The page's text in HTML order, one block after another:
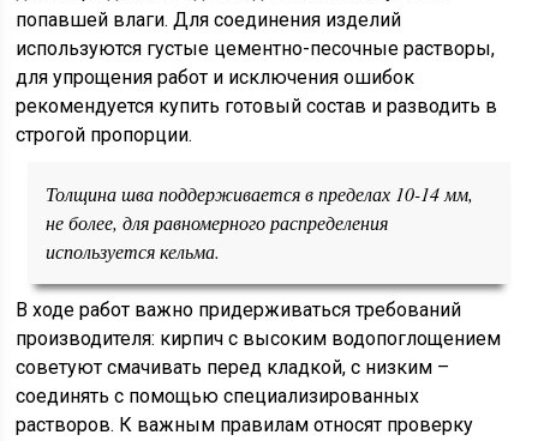
попавшей влаги. Для соединения изделий
используются густые цементно-песочные растворы,
для упрощения работ и исключения ошибок
рекомендуется купить готовый состав и разводить в
строгой пропорции.
Толщина шва поддерживается в пределах 10-14 мм,
не более, для равномерного распределения
используется кельма.
В ходе работ важно придерживаться требований
производителя: кирпич с высоким водопоглощением
советуют смачивать перед кладкой, с низким –
соединять с помощью специализированных
растворов. К важным правилам относят проверку